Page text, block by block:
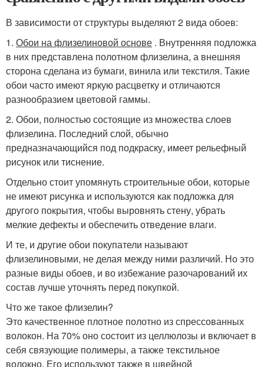
В зависимости от структуры выделяют 2 вида обоев:
1. Обои на флизелиновой основе . Внутренняя подложка
в них представлена полотном флизелина, а внешняя
сторона сделана из бумаги, винила или текстиля. Такие
обои часто имеют яркую расцветку и отличаются
разнообразием цветовой гаммы.
2. Обои, полностью состоящие из множества слоев
флизелина. Последний слой, обычно
предназначающийся под подкраску, имеет рельефный
рисунок или тиснение.
Отдельно стоит упомянуть строительные обои, которые
не имеют рисунка и используются как подложка для
другого покрытия, чтобы выровнять стену, убрать
мелкие дефекты и обеспечить отведение влаги.
И те, и другие обои покупатели называют
флизелиновыми, не делая между ними различий. Но это
разные виды обоев, и во избежание разочарований их
состав лучше уточнять перед покупкой.
Что же такое флизелин?
Это качественное плотное полотно из спрессованных
волокон. На 70% оно состоит из целлюлозы и включает в
себя связующие полимеры, а также текстильное
волокно. Его используют также в швейной